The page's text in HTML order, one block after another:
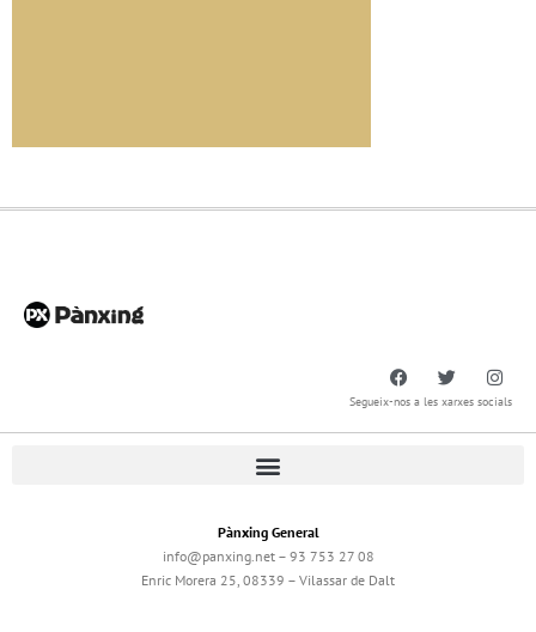
Segueix-nos a les xarxes socials
Pànxing General
info@panxing.net – 93 753 27 08
Enric Morera 25, 08339 – Vilassar de Dalt